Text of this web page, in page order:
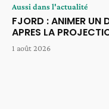
Aussi dans l'actualité
FJORD : ANIMER UN
APRES LA
1 août 2026